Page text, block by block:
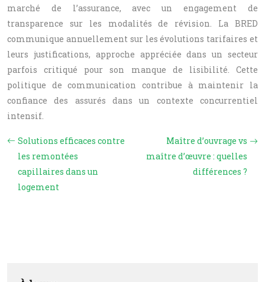
marché de l’assurance, avec un engagement de
transparence sur les modalités de révision. La BRED
communique annuellement sur les évolutions tarifaires et
leurs justifications, approche appréciée dans un secteur
parfois critiqué pour son manque de lisibilité. Cette
politique de communication contribue à maintenir la
confiance des assurés dans un contexte concurrentiel
intensif.
Solutions efficaces contre
les remontées
capillaires dans un
logement
Maître d’ouvrage vs
maître d’œuvre : quelles
différences ?